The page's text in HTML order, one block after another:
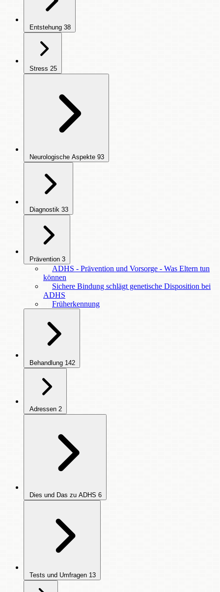
Entstehung 38
Stress 25
Neurologische Aspekte 93
Diagnostik 33
Prävention 3
ADHS - Prävention und Vorsorge - Was Eltern tun
können
Sichere Bindung schlägt genetische Disposition bei
ADHS
Früherkennung
Behandlung 142
Adressen 2
Dies und Das zu ADHS 6
Tests und Umfragen 13